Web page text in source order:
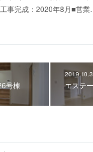
事完成：2020年8月■営
号棟 エステ